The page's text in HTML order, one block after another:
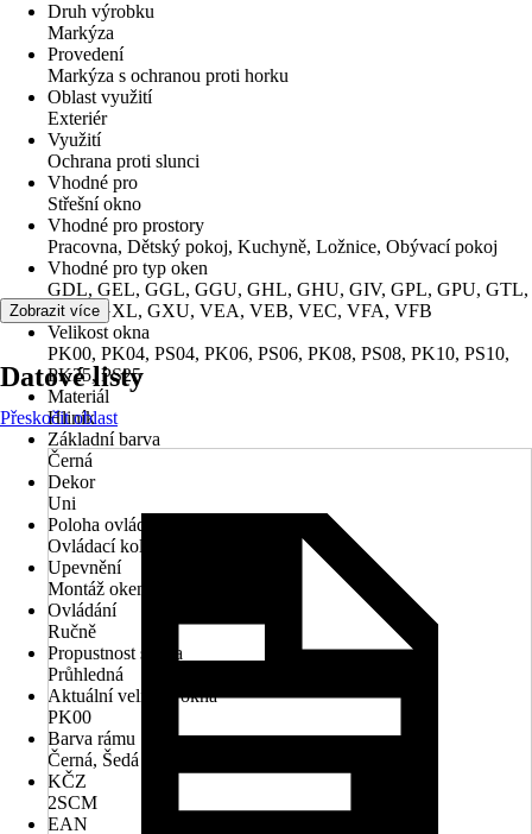
Druh výrobku
Markýza
Provedení
Markýza s ochranou proti horku
Oblast využití
Exteriér
Využití
Ochrana proti slunci
Vhodné pro
Střešní okno
Vhodné pro prostory
Pracovna, Dětský pokoj, Kuchyně, Ložnice, Obývací pokoj
Vhodné pro typ oken
GDL, GEL, GGL, GGU, GHL, GHU, GIV, GPL, GPU, GTL,
GTU, GXL, GXU, VEA, VEB, VEC, VFA, VFB
Velikost okna
PK00, PK04, PS04, PK06, PS06, PK08, PS08, PK10, PS10,
PK25, PS25
Materiál
Hliník
Základní barva
Černá
Dekor
Uni
Poloha ovládacího mechanismu
Ovládací kolejnice
Upevnění
Montáž okenních rámů
Ovládání
Ručně
Propustnost světla
Průhledná
Aktuální velikost okna
PK00
Barva rámu
Černá, Šedá
KČZ
2SCM
EAN
Zobrazit více
Datové listy
Přeskočit oblast